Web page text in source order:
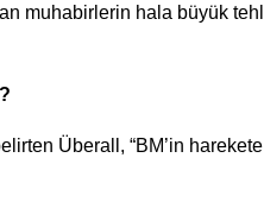
muhabirlerin hala büyük
Überall, “BM’in